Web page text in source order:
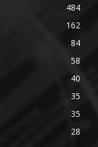
484
162
84
58
40
35
35
28